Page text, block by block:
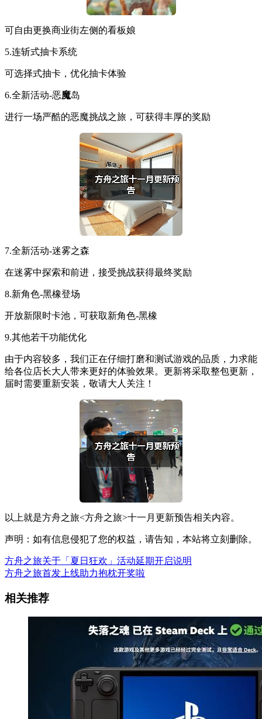
可自由更换商业街左侧的看板娘
5.连斩式抽卡系统
可选择式抽卡，优化抽卡体验
6.全新活动-恶魔岛
进行一场严酷的恶魔挑战之旅，可获得丰厚的奖励
7.全新活动-迷雾之森
在迷雾中探索和前进，接受挑战获得最终奖励
8.新角色-黑橡登场
开放新限时卡池，可获取新角色-黑橡
9.其他若干功能优化
由于内容较多，我们正在仔细打磨和测试游戏的品质，力求能
给各位店长大人带来更好的体验效果。更新将采取整包更新，
届时需要重新安装，敬请大人关注！
以上就是方舟之旅<方舟之旅>十一月更新预告相关内容。
声明：如有信息侵犯了您的权益，请告知，本站将立刻删除。
方舟之旅关于「夏日狂欢」活动延期开启说明
方舟之旅首发上线助力抱枕开奖啦
相关推荐